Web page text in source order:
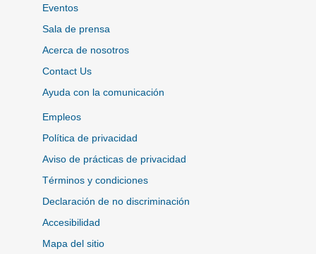
Eventos
Sala de prensa
Acerca de nosotros
Contact Us
Ayuda con la comunicación
Empleos
Política de privacidad
Aviso de prácticas de privacidad
Términos y condiciones
Declaración de no discriminación
Accesibilidad
Mapa del sitio